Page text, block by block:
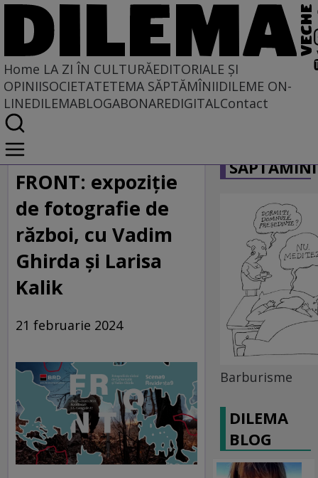
Home LA ZI ÎN CULTURĂEDITORIALE ȘI
OPINIISOCIETATETEMA SĂPTĂMÎNIIDILEME ON-
LINEDILEMABLOGABONAREDIGITALContact
Home
La zi în cultură
DILEMA VECHE VĂ RECOMANDĂ
FRONT: expoziție
de fotografie de
război, cu Vadim
Ghirda și Larisa
Kalik
21 februarie 2024
Barburisme
DILEMA
BLOG